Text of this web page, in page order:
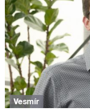
Vesmír